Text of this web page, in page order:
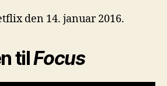
den 14. januar 2016.
tilFocus